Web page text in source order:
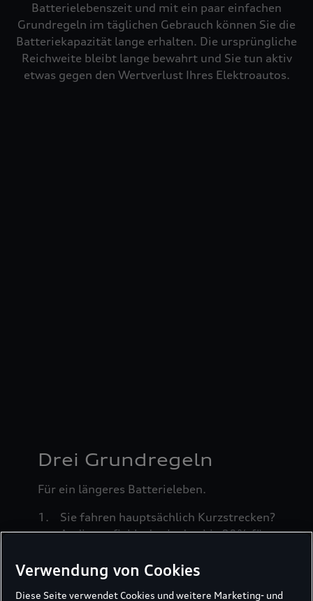
Batterielebenszeit und mit ein paar einfachen
Grundregeln im täglichen Gebrauch können Sie die
Batteriekapazität lange erhalten. Die ursprüngliche
Reichweite bleibt lange bewahrt und Sie tun aktiv
etwas gegen den Wertverlust Ihres Elektroautos.
Drei Grundregeln
Für ein längeres Batterieleben.
Sie fahren hauptsächlich Kurzstrecken?
Audi empfiehlt das Laden bis 80% für
Sie möchten Langstrecke fahren?
Laden Sie zum Erreichen der
Verwendung von Cookies
Diese Seite verwendet Cookies und weitere Marketing- und